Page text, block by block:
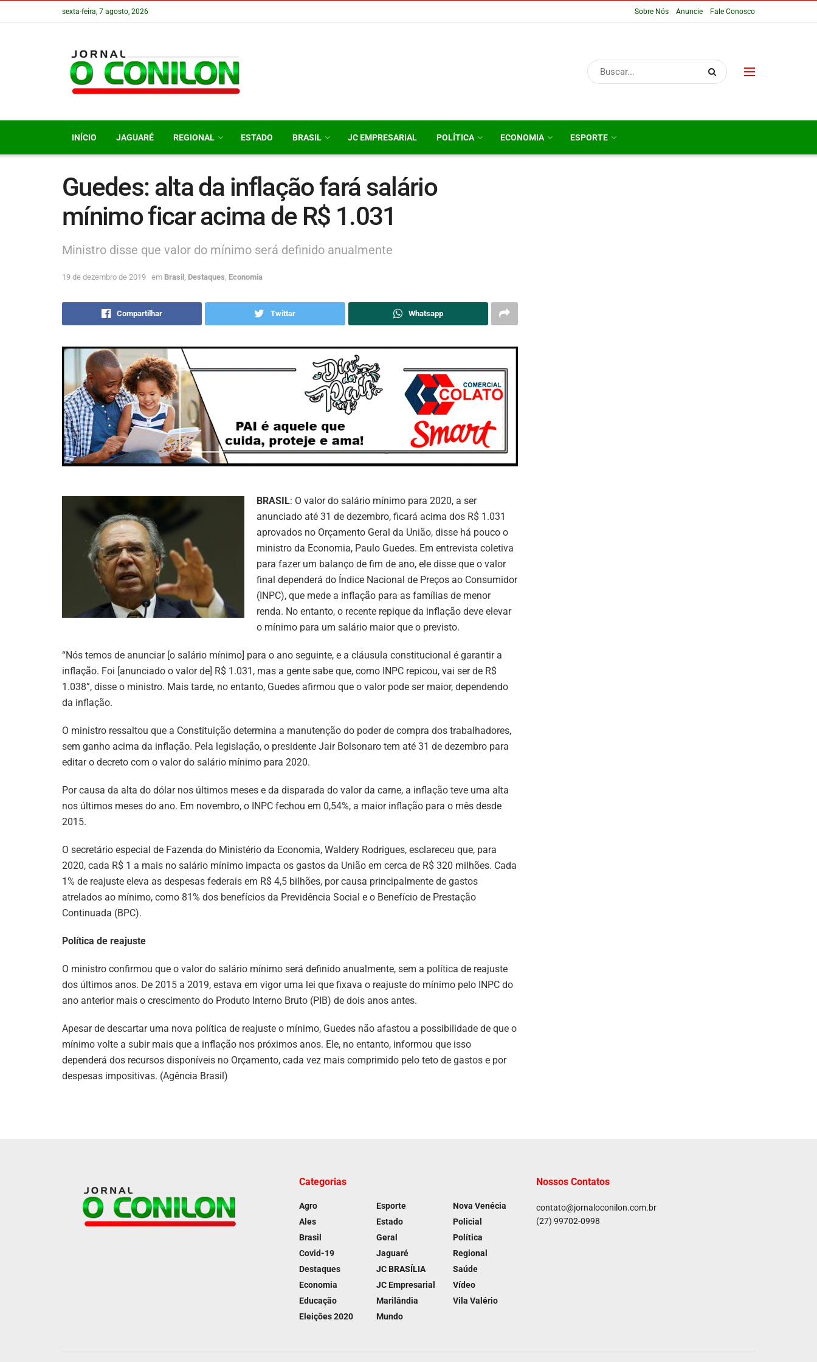
sexta-feira, 7 agosto, 2026 Sobre Nós Anuncie Fale Conosco
INÍCIO JAGUARÉ REGIONAL ESTADO BRASIL JC EMPRESARIAL POLÍTICA ECONOMIA ESPORTE
Guedes: alta da inflação fará salário
mínimo ficar acima de R$ 1.031
Ministro disse que valor do mínimo será definido anualmente
19 de dezembro de 2019 em Brasil Destaques Economia
Compartilhar Twittar Whatsapp
BRASIL: O valor do salário mínimo para 2020, a ser
anunciado até 31 de dezembro, ficará acima dos R$ 1.031
aprovados no Orçamento Geral da União, disse há pouco o
ministro da Economia, Paulo Guedes. Em entrevista coletiva
para fazer um balanço de fim de ano, ele disse que o valor
final dependerá do Índice Nacional de Preços ao Consumidor
(INPC), que mede a inflação para as famílias de menor
renda. No entanto, o recente repique da inflação deve elevar
o mínimo para um salário maior que o previsto.
“Nós temos de anunciar [o salário mínimo] para o ano seguinte, e a cláusula constitucional é garantir a
inflação. Foi [anunciado o valor de] R$ 1.031, mas a gente sabe que, como INPC repicou, vai ser de R$
1.038”, disse o ministro. Mais tarde, no entanto, Guedes afirmou que o valor pode ser maior, dependendo
da inflação.
O ministro ressaltou que a Constituição determina a manutenção do poder de compra dos trabalhadores,
sem ganho acima da inflação. Pela legislação, o presidente Jair Bolsonaro tem até 31 de dezembro para
editar o decreto com o valor do salário mínimo para 2020.
Por causa da alta do dólar nos últimos meses e da disparada do valor da carne, a inflação teve uma alta
nos últimos meses do ano. Em novembro, o INPC fechou em 0,54%, a maior inflação para o mês desde
2015.
O secretário especial de Fazenda do Ministério da Economia, Waldery Rodrigues, esclareceu que, para
2020, cada R$ 1 a mais no salário mínimo impacta os gastos da União em cerca de R$ 320 milhões. Cada
1% de reajuste eleva as despesas federais em R$ 4,5 bilhões, por causa principalmente de gastos
atrelados ao mínimo, como 81% dos benefícios da Previdência Social e o Benefício de Prestação
Continuada (BPC).
Política de reajuste
O ministro confirmou que o valor do salário mínimo será definido anualmente, sem a política de reajuste
dos últimos anos. De 2015 a 2019, estava em vigor uma lei que fixava o reajuste do mínimo pelo INPC do
ano anterior mais o crescimento do Produto Interno Bruto (PIB) de dois anos antes.
Apesar de descartar uma nova política de reajuste o mínimo, Guedes não afastou a possibilidade de que o
mínimo volte a subir mais que a inflação nos próximos anos. Ele, no entanto, informou que isso
dependerá dos recursos disponíveis no Orçamento, cada vez mais comprimido pelo teto de gastos e por
despesas impositivas. (Agência Brasil)
Categorias
Agro
Ales
Brasil
Covid-19
Destaques
Economia
Educação
Eleições 2020
Esporte
Estado
Geral
Jaguaré
JC BRASÍLIA
JC Empresarial
Marilândia
Mundo
Nova Venécia
Policial
Política
Regional
Saúde
Vídeo
Vila Valério
Nossos Contatos
contato@jornaloconilon.com.br
(27) 99702-0998